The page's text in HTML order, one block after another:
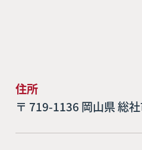
住所
〒 719-1136 岡山県 総